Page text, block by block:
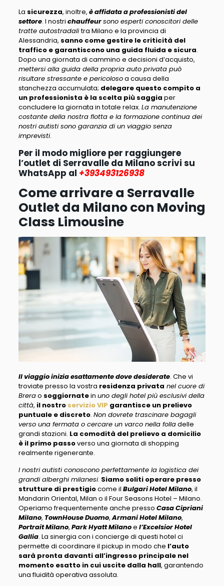
La sicurezza, inoltre, è affidata a professionisti del
settore. I nostri chauffeursono esperti conoscitori delle
tratte autostradalitra Milano e la provincia di
Alessandria, sanno come gestire le criticità del
traffico e garantiscono una guida fluida e sicura.
Dopo una giornata di cammino e decisioni d’acquisto,
mettersi alla guida della propria auto privata può
risultare stressante e pericolosoa causa della
stanchezza accumulata; delegare questo compito a
un professionista è la scelta più saggia per
concludere la giornata in totale relax. La manutenzione
costante della nostra flotta e la formazione continua dei
nostri autisti sono garanzia di un viaggio senza
imprevisti.
Per il modo migliore per raggiungere
l’outlet di Serravalle da Milano scrivi su
WhatsApp al +393493126938
Come arrivare a Serravalle
Outlet da Milano con Moving
Class Limousine
Il viaggio inizia esattamente dove desiderate. Che vi
troviate presso la vostra residenza privata nel cuore di
Brerao soggiornatein uno degli hotel più esclusivi della
città, il nostro servizio VIP garantisce un prelievo
puntuale e discreto. Non dovrete trascinare bagagli
verso una fermata o cercare un varco nella folladelle
grandi stazioni. La comodità del prelievo a domicilio
è il primo passoverso una giornata di shopping
realmente rigenerante.
I nostri autisti conoscono perfettamente la logistica dei
grandi alberghi milanesi. Siamo soliti operare presso
strutture di prestigiocome il Bulgari Hotel Milano, il
Mandarin Oriental, Milan o il Four Seasons Hotel – Milano.
Operiamo frequentemente anche presso Casa Cipriani
Milano, TownHouse Duomo,Armani Hotel Milano,
Portrait Milano, Park Hyatt Milanoe l’Excelsior Hotel
Gallia. La sinergia con i concierge di questi hotel ci
permette di coordinare il pickup in modo che l’auto
sarà pronta davanti all’ingresso principale nel
momento esatto in cui uscite dalla hall, garantendo
una fluidità operativa assoluta.